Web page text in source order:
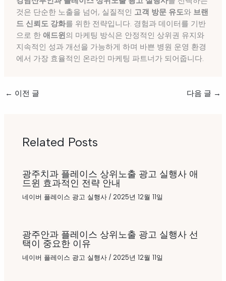
것은 단순한 노출을 넘어, 실질적인 고객 방문 유도와 브랜
드 신뢰도 강화를 위한 전략입니다. 경험과 데이터를 기반
으로 한 애드윈의 마케팅 방식은 안정적인 상위권 유지와
지속적인 성과 개선을 가능하게 하며 바쁜 병원 운영 환경
에서 가장 효율적인 온라인 마케팅 파트너가 되어줍니다.
← 이전 글 다음 글 →
Related Posts
광주치과 플레이스 상위노출 광고 실행사 애
드윈 효과적인 전략 안내
네이버 플레이스 광고 실행사 / 2025년 12월 11일
광주안과 플레이스 상위노출 광고 실행사 선
택이 중요한 이유
네이버 플레이스 광고 실행사 / 2025년 12월 11일